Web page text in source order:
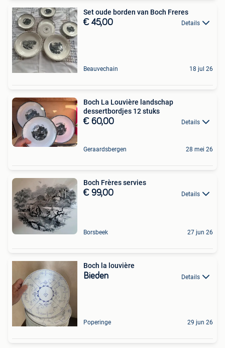
Set oude borden van Boch Freres
€ 45,00 Details
Beauvechain 18 jul 26
Boch La Louvière landschap
dessertbordjes 12 stuks
€ 60,00 Details
Geraardsbergen 28 mei 26
Boch Frères servies
€ 99,00 Details
Borsbeek 27 jun 26
Boch la louvière
Bieden Details
Poperinge 29 jun 26